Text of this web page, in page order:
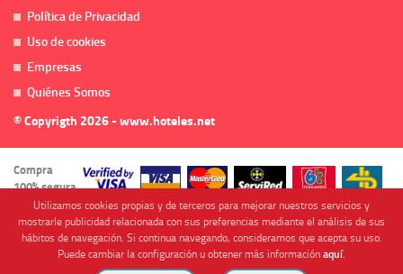
Política de Privacidad
Uso de cookies
Empresas
Quiénes Somos
© Copyrigth 2026 - www.hoteles.net
Compra
100% segura
Utilizamos cookies propias y de terceros para mejorar nuestros servicios y
mostrarle publicidad relacionada con sus preferencias mediante el análisis de sus
hábitos de navegación. Si continua navegando, consideramos que acepta su uso.
Puede cambiar la configuración u obtener más informaciónaquí.